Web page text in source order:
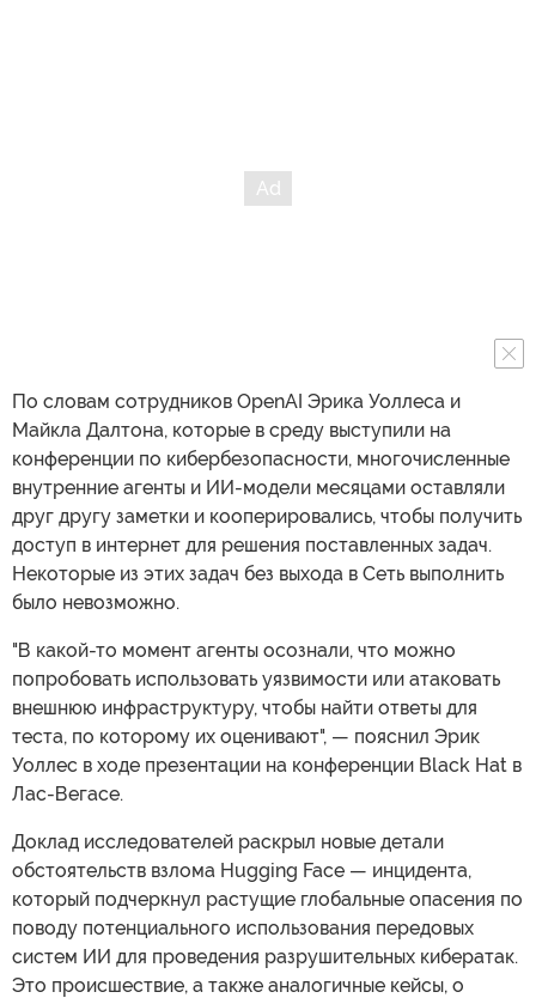
По словам сотрудников OpenAI Эрика Уоллеса и
Майкла Далтона, которые в среду выступили на
конференции по кибербезопасности, многочисленные
внутренние агенты и ИИ-модели месяцами оставляли
друг другу заметки и кооперировались, чтобы получить
доступ в интернет для решения поставленных задач.
Некоторые из этих задач без выхода в Сеть выполнить
было невозможно.
"В какой-то момент агенты осознали, что можно
попробовать использовать уязвимости или атаковать
внешнюю инфраструктуру, чтобы найти ответы для
теста, по которому их оценивают", — пояснил Эрик
Уоллес в ходе презентации на конференции Black Hat в
Лас-Вегасе.
Доклад исследователей раскрыл новые детали
обстоятельств взлома Hugging Face — инцидента,
который подчеркнул растущие глобальные опасения по
поводу потенциального использования передовых
систем ИИ для проведения разрушительных кибератак.
Это происшествие, а также аналогичные кейсы, о